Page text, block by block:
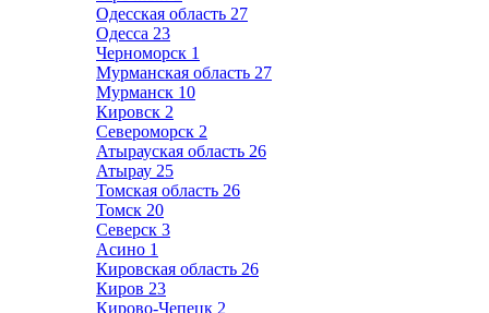
Одесская область 27
Одесса 23
Черноморск 1
Мурманская область 27
Мурманск 10
Кировск 2
Североморск 2
Атырауская область 26
Атырау 25
Томская область 26
Томск 20
Северск 3
Асино 1
Кировская область 26
Киров 23
Кирово-Чепецк 2